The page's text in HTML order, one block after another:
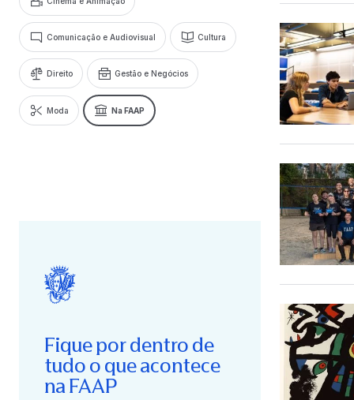
Comunicação e Audiovisual Cultura
Direito Gestão e Negócios
Moda Na FAAP
Fique por dentro de
tudo o que acontece
na FAAP